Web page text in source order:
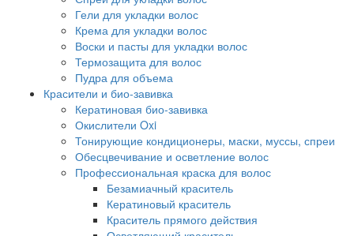
Гели для укладки волос
Крема для укладки волос
Воски и пасты для укладки волос
Термозащита для волос
Пудра для объема
Красители и био-завивка
Кератиновая био-завивка
Окислители Oxi
Тонирующие кондиционеры, маски, муссы, спреи
Обесцвечивание и осветление волос
Профессиональная краска для волос
Безамиачный краситель
Кератиновый краситель
Краситель прямого действия